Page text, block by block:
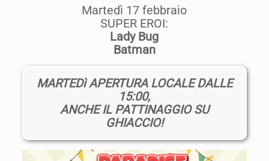
Martedì 17 febbraio
SUPER EROI:
Lady Bug
Batman
MARTEDì APERTURA LOCALE DALLE
15:00,
ANCHE IL PATTINAGGIO SU
GHIACCIO!